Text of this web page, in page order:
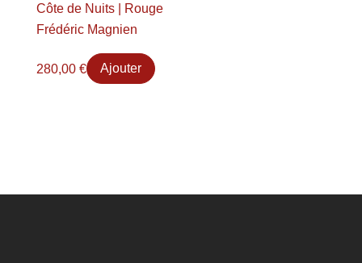
Côte de Nuits | Rouge
Frédéric Magnien
280,00 € Ajouter